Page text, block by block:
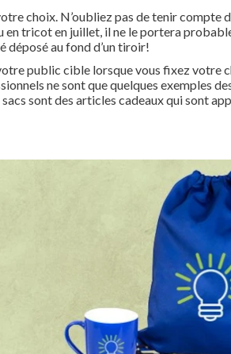
choix. N’oubliez pas de tenir compte
tricot en juillet, il ne le portera
déposé au fond d’un tiroir!
public cible lorsque vous fixez votre
ne sont que quelques exemples
sont des articles cadeaux qui sont